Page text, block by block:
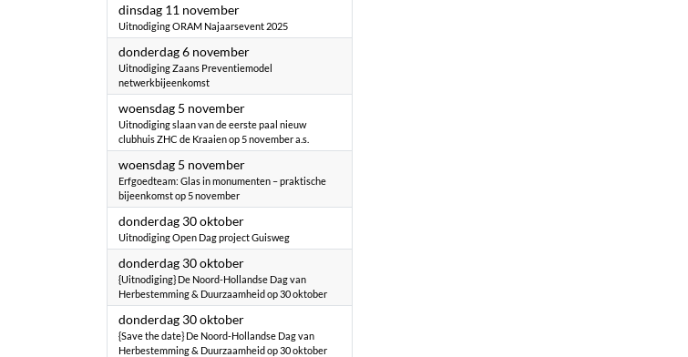
dinsdag 11 november2025
Uitnodiging ORAM Najaarsevent 2025
donderdag 6 november2025
Uitnodiging Zaans Preventiemodel
netwerkbijeenkomst
woensdag 5 november2025
Uitnodiging slaan van de eerste paal nieuw
clubhuis ZHC de Kraaien op 5 november a.s.
woensdag 5 november2025
Erfgoedteam: Glas in monumenten – praktische
bijeenkomst op 5 november
donderdag 30 oktober2025
Uitnodiging Open Dag project Guisweg
donderdag 30 oktober2025
{Uitnodiging} De Noord-Hollandse Dag van
Herbestemming & Duurzaamheid op 30 oktober
donderdag 30 oktober2025
{Save the date} De Noord-Hollandse Dag van
Herbestemming & Duurzaamheid op 30 oktober